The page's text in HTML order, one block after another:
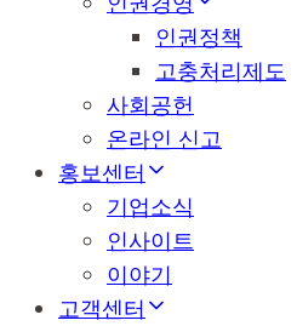
인권정책
고충처리제도
사회공헌
온라인 신고
홍보센터
기업소식
인사이트
이야기
고객센터